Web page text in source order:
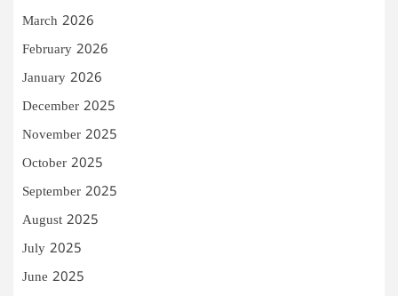
March 2026
February 2026
January 2026
December 2025
November 2025
October 2025
September 2025
August 2025
July 2025
June 2025